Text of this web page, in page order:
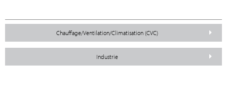
Chauffage/Ventilation/Climatisation (CVC)
Industrie